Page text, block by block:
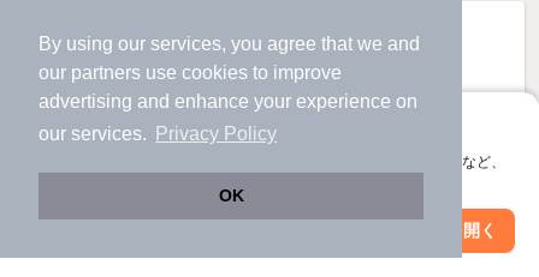
By using our services, you agree that we and
our partners use cookies to improve
advertising and enhance your experience on
our services.
Privacy Policy
OK
アプリに切り替えて、サクサクお部屋探し
会員登録なしですぐ使える。マップ検索やお気に入り保存など、
アプリを開く
絞り込み条件を変更